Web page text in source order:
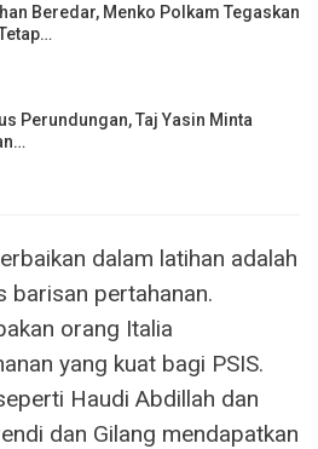
Beredar, Menko Polkam Tegaskan
Perundungan, Taj Yasin Minta
dalam latihan adalah
barisan pertahanan.
orang Italia
yang kuat bagi PSIS.
Haudi Abdillah dan
dan Gilang mendapatkan